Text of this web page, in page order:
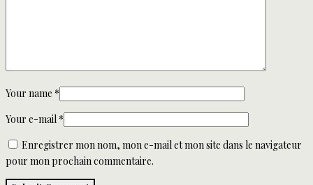
Your name *
Your e-mail *
Enregistrer mon nom, mon e-mail et mon site dans le navigateur
pour mon prochain commentaire.